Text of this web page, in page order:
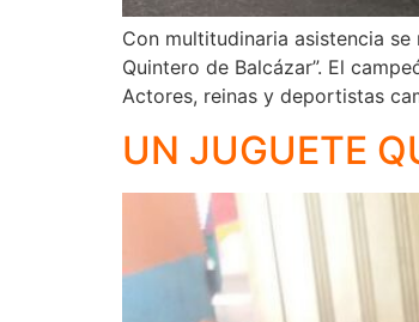
Con multitudinaria asistencia
Quintero de Balcázar”. El
Actores, reinas y deportistas
UN JUGUETE